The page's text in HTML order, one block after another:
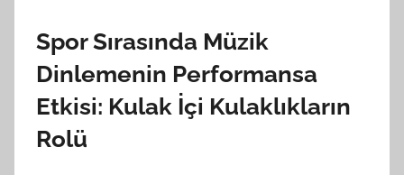
Spor Sırasında Müzik
Dinlemenin Performansa
Etkisi: Kulak İçi Kulaklıkların
Rolü